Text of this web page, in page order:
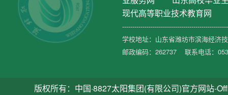
现代高等职业技术教育网
学校地址：山东省潍坊市滨海经济
邮政编码：262737 联系电话：
版权所有：中国·8827太阳集团(有限公司)官方网站-